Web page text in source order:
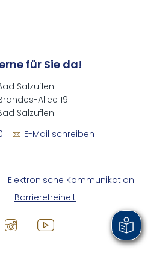
für Sie da!
Salzuflen
Allee 19
Salzuflen
E-Mail schreiben
Elektronische Kommunikation
Barrierefreiheit